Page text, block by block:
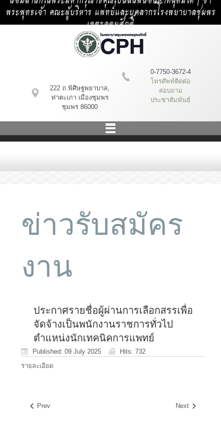
พระพุทธเจ้า คณะผู้บริหาร แพทย์และบุคลากรโรงพยาบาลชุมพร
เขตรอุดมศักดิ์
222 ถ.พิศิษฐพยาบาล,
ท่าตะเภา เมืองชุมพร
ชุมพร 86000
0-7750-3672-4
โทรศัพท์ติดต่อ
สอบถาม
ประชาสัมพันธ์
ข่าวรับสมัคร
งาน
ประกาศรายชื่อผู้ผ่านการเลือกสรรเพื่อ
จัดจ้างเป็นพนักงานราชการทั่วไป
ตำแหน่งนักเทคนิคการแพทย์
Published: 09 July 2025
Hits: 732
รายละเอียด
Prev Next